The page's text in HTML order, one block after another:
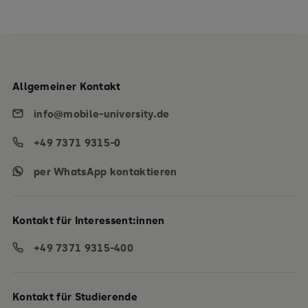
Allgemeiner Kontakt
info@mobile-university.de
+49 7371 9315-0
per WhatsApp kontaktieren
Kontakt für Interessent:innen
+49 7371 9315-400
Kontakt für Studierende